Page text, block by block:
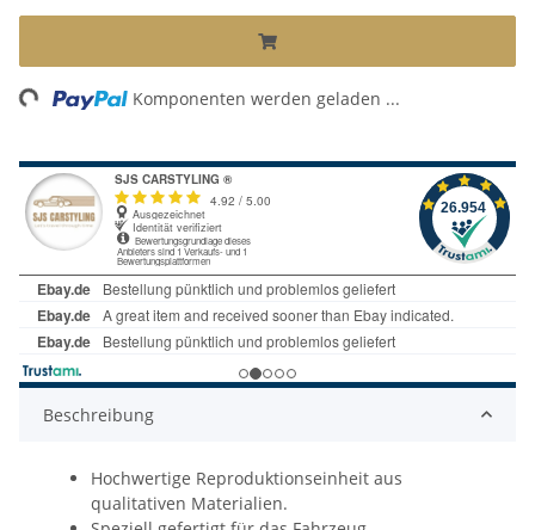
Komponenten werden geladen ...
Beschreibung
Hochwertige Reproduktionseinheit aus
qualitativen Materialien.